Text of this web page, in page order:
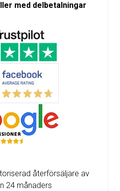
med delbetalningar
återförsäljare av
24 månaders